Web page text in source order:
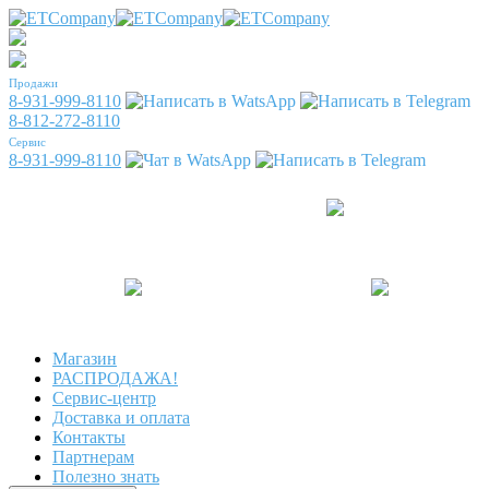
Продажи
8-931-999-8110
8-812-272-8110
Сервис
8-931-999-8110
Магазин
РАСПРОДАЖА!
Сервис-центр
Доставка и оплата
Контакты
Партнерам
Полезно знать